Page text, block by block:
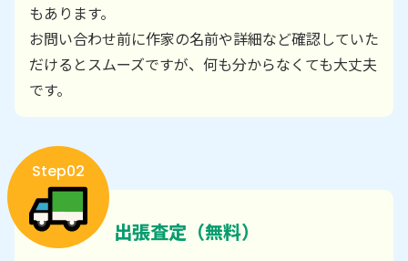
もあります。
お問い合わせ前に作家の名前や詳細など確認していた
だけるとスムーズですが、何も分からなくても大丈夫
です。
Step02
出張査定（無料）